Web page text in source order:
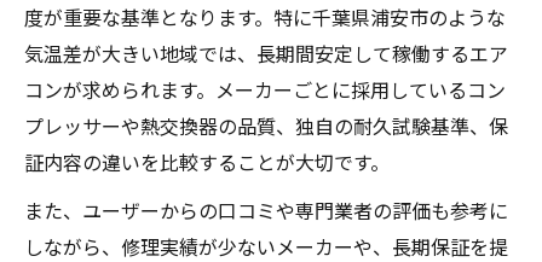
度が重要な基準となります。特に千葉県浦安市のような
気温差が大きい地域では、長期間安定して稼働するエア
コンが求められます。メーカーごとに採用しているコン
プレッサーや熱交換器の品質、独自の耐久試験基準、保
証内容の違いを比較することが大切です。
また、ユーザーからの口コミや専門業者の評価も参考に
しながら、修理実績が少ないメーカーや、長期保証を提